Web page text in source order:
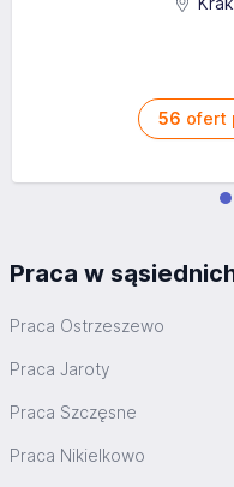
56 ofert
Praca w
Praca Ostrzeszewo
Praca Jaroty
Praca Szczęsne
Praca Nikielkowo